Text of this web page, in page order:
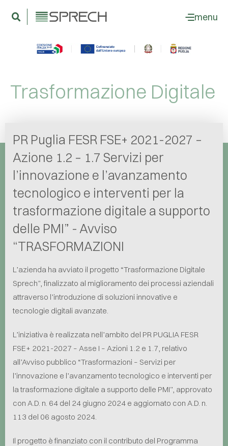
menu
Trasformazione Digitale
Lista Elementi #1
Lista Elementi #2
Lista Elementi #3
PR Puglia FESR FSE+ 2021-2027 –
Azione 1.2 – 1.7 Servizi per
l’innovazione e l’avanzamento
tecnologico e interventi per la
trasformazione digitale a supporto
delle PMI” - Avviso
“TRASFORMAZIONI
L’azienda ha avviato il progetto “Trasformazione Digitale
Sprech”, finalizzato al miglioramento dei processi aziendali
attraverso l’introduzione di soluzioni innovative e
tecnologie digitali avanzate.
L’iniziativa è realizzata nell’ambito del PR PUGLIA FESR
FSE+ 2021-2027 – Asse I – Azioni 1.2 e 1.7, relativo
all’Avviso pubblico “Trasformazioni – Servizi per
l’innovazione e l’avanzamento tecnologico e interventi per
la trasformazione digitale a supporto delle PMI”, approvato
con A.D. n. 64 del 24 giugno 2024 e aggiornato con A.D. n.
113 del 06 agosto 2024.
Il progetto è finanziato con il contributo del Programma